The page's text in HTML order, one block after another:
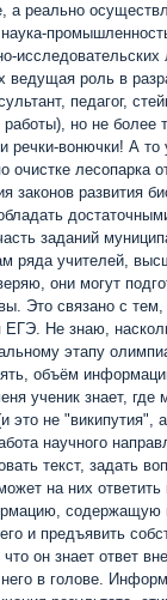
а реально
исследовательских
ведущая роль в
педагог,
но не более
речки-вонючки! А то
очистке лесопарка
законов развития
заданий
ряда учителей,
они могут
Это связано с
ЕГЭ. Не знаю,
этапу
объём
ученик знает, где
это не "википутия",
научного
текст, задать
на них ответить
содержащую
и предъявить
он знает ответ
в голове.